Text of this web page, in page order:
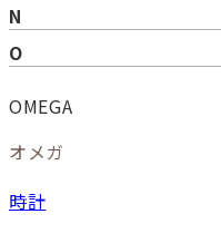
N
O
OMEGA
オメガ
時計